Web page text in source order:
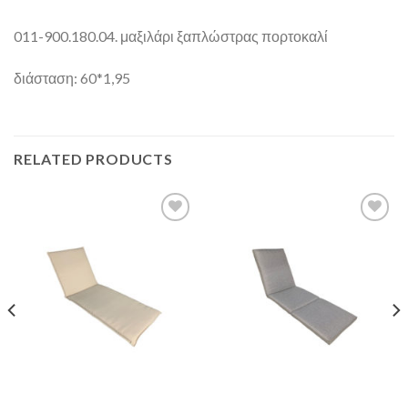
011-900.180.04. μαξιλάρι ξαπλώστρας πορτοκαλί
διάσταση: 60*1,95
RELATED PRODUCTS